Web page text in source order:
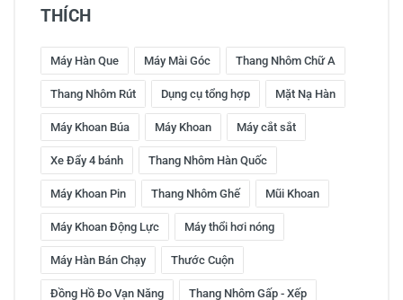
THÍCH
Máy Hàn Que Máy Mài Góc Thang Nhôm Chữ A
Thang Nhôm Rút Dụng cụ tổng hợp Mặt Nạ Hàn
Máy Khoan Búa Máy Khoan Máy cắt sắt
Xe Đẩy 4 bánh Thang Nhôm Hàn Quốc
Máy Khoan Pin Thang Nhôm Ghế Mũi Khoan
Máy Khoan Động Lực Máy thổi hơi nóng
Máy Hàn Bán Chạy Thước Cuộn
Đồng Hồ Đo Vạn Năng Thang Nhôm Gấp - Xếp